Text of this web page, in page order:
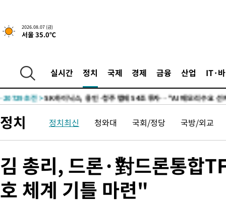
2026.08.07 (금)
서울 35.0℃
실시간 정치 국제 경제 금융 산업 IT·
55분 전 >민주 콩고 에볼라환자 4천명 돌파, 4053명 발생 1850명 사망
-24525초 전 >"낮 기온 소폭 하락"…수도권 폭염중대경보, 폭염경보로 하향
-24452초 전 >
[단독]중수청 지원 검사들, 정원 초과 시 낮은 계급 임용…희망
-22423초 전 >
-20729초 전 >SK하이닉스, 용인·청주 팹에 54조 투자…"AI 메모리 수요 선
-16838초 전 >
외국인 심판 성 접대 7경기 들여다보니…한국 축구 '5승 2무'
-16572초 전 >[속보]코스닥, 2.86포인트(0.36%) 내린 798.81마감
-16505초 전 > [속보]원·달러 환율, 7.7원 내린 1416.1원 마감
-16394초 전 >[속보] 노원서 40.1도 관측…서울, 2018년 이후 첫 40도
-13484초 전 >[속보]종합특검, '계엄 수용공간 확보' 신용해 前교정본부장 기
정치 정치최신 청와대 국회/정당 국방/외교
김 총리, 드론·對드론통합
호 체계 기틀 마련"